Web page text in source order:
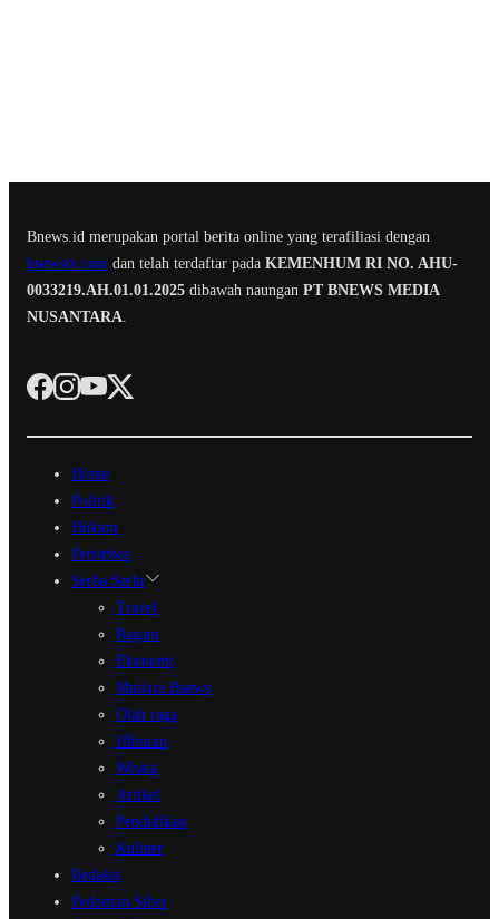
Bnews.id merupakan portal berita online yang terafiliasi dengan
bnewstv.com dan telah terdaftar pada KEMENHUM RI NO. AHU-
0033219.AH.01.01.2025 dibawah naungan PT BNEWS MEDIA
NUSANTARA.
Home
Politik
Hukum
Peristiwa
Serba Serbi
Travel
Ragam
Ekonomi
Mutiara Bnews
Olah raga
Hiburan
Wisata
Artikel
Pendidikan
Kuliner
Redaksi
Pedoman Siber